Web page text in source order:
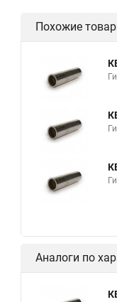
Похожие
Аналоги по